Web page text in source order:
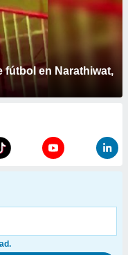
fútbol en Narathiwat,